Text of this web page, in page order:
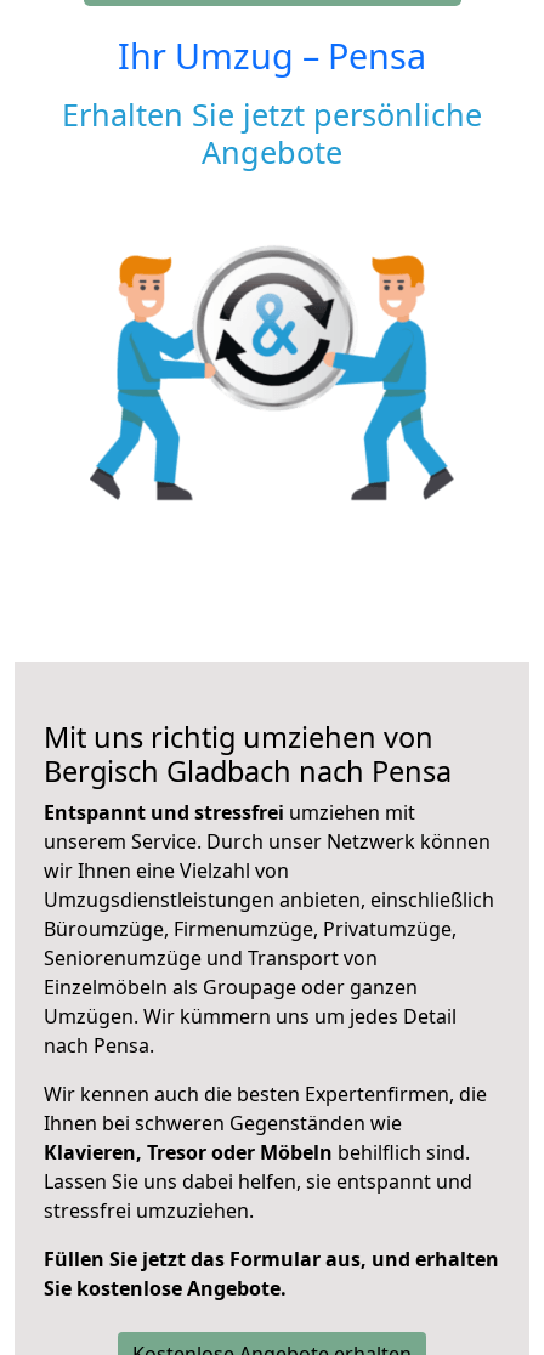
Ihr Umzug – Pensa
Erhalten Sie jetzt persönliche
Angebote
Mit uns richtig umziehen von
Bergisch Gladbach nach Pensa
Entspannt und stressfrei umziehen mit
unserem Service. Durch unser Netzwerk können
wir Ihnen eine Vielzahl von
Umzugsdienstleistungen anbieten, einschließlich
Büroumzüge, Firmenumzüge, Privatumzüge,
Seniorenumzüge und Transport von
Einzelmöbeln als Groupage oder ganzen
Umzügen. Wir kümmern uns um jedes Detail
nach Pensa.
Wir kennen auch die besten Expertenfirmen, die
Ihnen bei schweren Gegenständen wie
Klavieren, Tresor oder Möbeln behilflich sind.
Lassen Sie uns dabei helfen, sie entspannt und
stressfrei umzuziehen.
Füllen Sie jetzt das Formular aus, und erhalten
Sie kostenlose Angebote.